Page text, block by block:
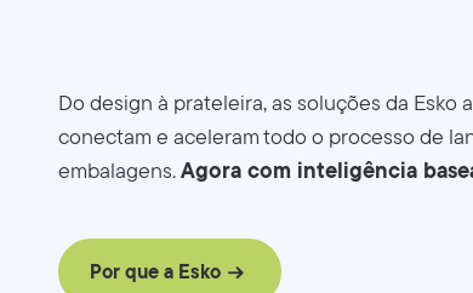
Do design à prateleira, as soluções da Esko
conectam e aceleram todo o processo de
embalagens.Agora com inteligência
Por que a Esko